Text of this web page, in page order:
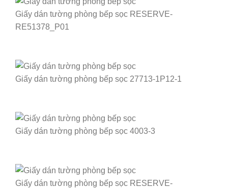
Giấy dán tường phòng bếp sọc RESERVE-
RE51378_P01
Giấy dán tường phòng bếp sọc 27713-1P12-1
Giấy dán tường phòng bếp sọc 4003-3
Giấy dán tường phòng bếp sọc RESERVE-